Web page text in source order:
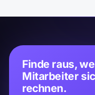
Finde raus,
Mitarbeiter
rechnen.